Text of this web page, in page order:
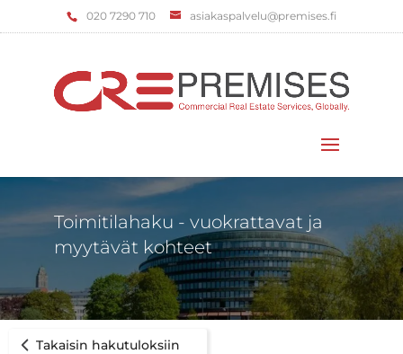
‌020 7290 710 asiakaspalvelu@premises.fi
Toimitilahaku - vuokrattavat ja
myytävät kohteet
Takaisin hakutuloksiin